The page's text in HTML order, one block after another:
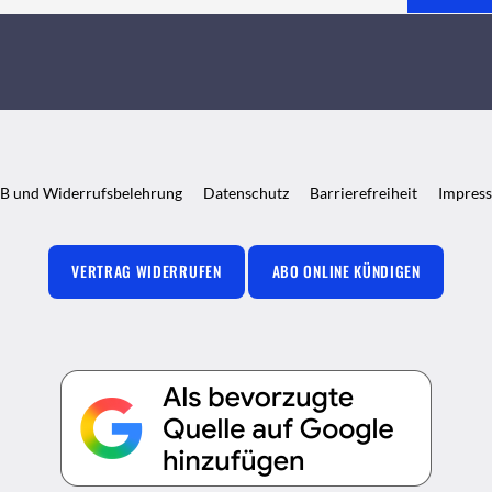
und Widerrufsbelehrung Datenschutz Barrierefreiheit
VERTRAG WIDERRUFEN ABO ONLINE KÜNDIGEN